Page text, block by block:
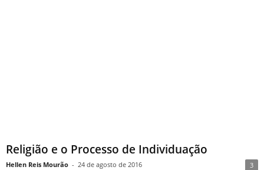
Religião e o Processo de Individuação
Hellen Reis Mourão - 24 de agosto de 2016 3